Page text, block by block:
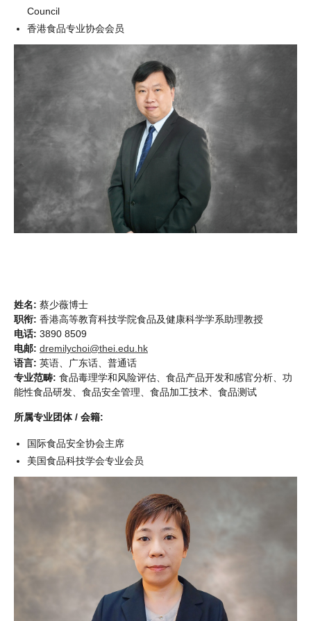
Council
香港食品专业协会会员
姓名: 蔡少薇博士
职衔: 香港高等教育科技学院食品及健康科学学系助理教授
电话: 3890 8509
电邮: dremilychoi@thei.edu.hk
语言: 英语、广东话、普通话
专业范畴: 食品毒理学和风险评估、食品产品开发和感官分析、功
能性食品研发、食品安全管理、食品加工技术、食品测试
所属专业团体 / 会籍:
国际食品安全协会主席
美国食品科技学会专业会员